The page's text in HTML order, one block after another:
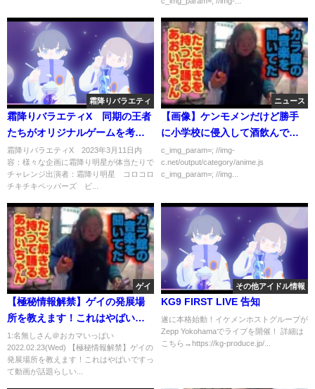
霜降りバラエティ
霜降りバラエティX 同期の王者
たちがオリジナルゲームを考案
し挑戦 後編 3月11日
霜降りバラエティX 2023年3月11日内
容：様々な企画に霜降り明星が体当たりで
チャレンジ出演者：霜降り明星 コロコロ
チキチキペッパーズ ビ...
ニュース
【画像】ケンモメンだけど勝手
に小学校に侵入して酒飲んでる
ｗ パシャ📸
c_img_param=; //img-
c.net/output/category/anime.js
c_img_param=; //img...
ゲイ
【極秘情報解禁】ゲイの発展場
所を教えます！これはやばいで
す
1:名無しさん＠おカマいっぱい
2022.02.23(Wed) 【極秘情報解禁】ゲイの
発展場所を教えます！これはやばいですっ
て動画が話題らしい...
その他アイドル情報
KG9 FIRST LIVE 告知
遂に本格始動！イケメンホストグループが
Zepp Yokohamaでライブを開催！ 詳細は
こちら→https://kg-produce.jp/...